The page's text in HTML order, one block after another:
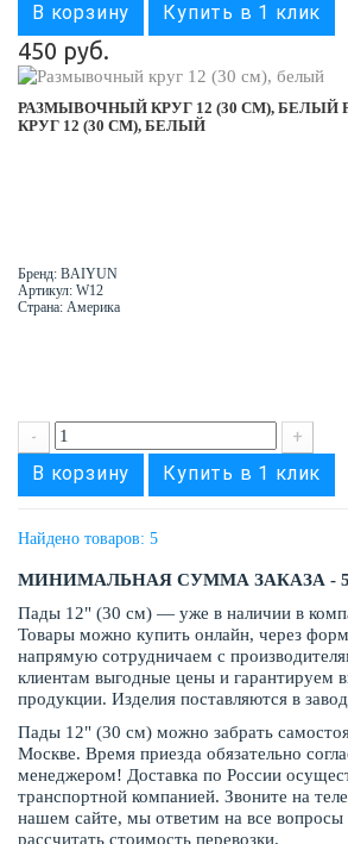
В корзину Купить в 1 клик
450 руб.
РАЗМЫВОЧНЫЙ КРУГ 12 (30 СМ), БЕЛЫЙ
КРУГ 12 (30 СМ), БЕЛЫЙ
Бренд: BAIYUN
Артикул: W12
Страна: Америка
- +
В корзину Купить в 1 клик
Найдено товаров: 5
МИНИМАЛЬНАЯ СУММА ЗАКАЗА -
Пады 12" (30 см) — уже в наличии в
Товары можно купить онлайн, через
напрямую сотрудничаем с
клиентам выгодные цены и гарантируем
продукции. Изделия поставляются в
Пады 12" (30 см) можно забрать
Москве. Время приезда обязательно
менеджером! Доставка по России
транспортной компанией. Звоните на
нашем сайте, мы ответим на все
рассчитать стоимость перевозки.